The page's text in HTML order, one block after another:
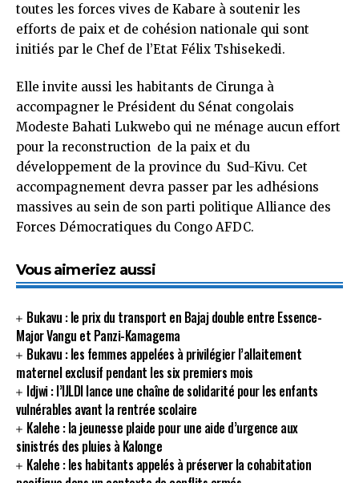
toutes les forces vives de Kabare à soutenir les
efforts de paix et de cohésion nationale qui sont
initiés par le Chef de l’Etat Félix Tshisekedi.
Elle invite aussi les habitants de Cirunga à
accompagner le Président du Sénat congolais
Modeste Bahati Lukwebo qui ne ménage aucun effort
pour la reconstruction de la paix et du
développement de la province du Sud-Kivu. Cet
accompagnement devra passer par les adhésions
massives au sein de son parti politique Alliance des
Forces Démocratiques du Congo AFDC.
Vous aimeriez aussi
Bukavu : le prix du transport en Bajaj double entre Essence-
Major Vangu et Panzi-Kamagema
Bukavu : les femmes appelées à privilégier l’allaitement
maternel exclusif pendant les six premiers mois
Idjwi : l’IJLDI lance une chaîne de solidarité pour les enfants
vulnérables avant la rentrée scolaire
Kalehe : la jeunesse plaide pour une aide d’urgence aux
sinistrés des pluies à Kalonge
Kalehe : les habitants appelés à préserver la cohabitation